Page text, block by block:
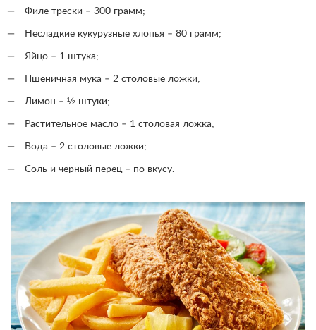
Филе трески – 300 грамм;
Несладкие кукурузные хлопья – 80 грамм;
Яйцо – 1 штука;
Пшеничная мука – 2 столовые ложки;
Лимон – ½ штуки;
Растительное масло – 1 столовая ложка;
Вода – 2 столовые ложки;
Соль и черный перец – по вкусу.